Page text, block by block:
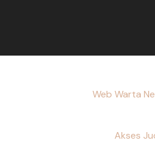
Web Warta
Akses